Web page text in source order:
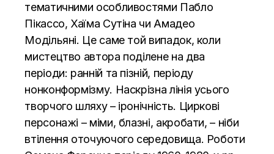
тематичними особливостями Пабло
Пікассо, Хаїма Сутіна чи Амадео
Модільяні. Це саме той випадок, коли
мистецтво автора поділене на два
періоди: ранній та пізній, періоду
нонконформізму. Наскрізна лінія усього
творчого шляху – іронічність. Циркові
персонажі – міми, блазні, акробати, – ніби
втілення оточуючого середовища. Роботи